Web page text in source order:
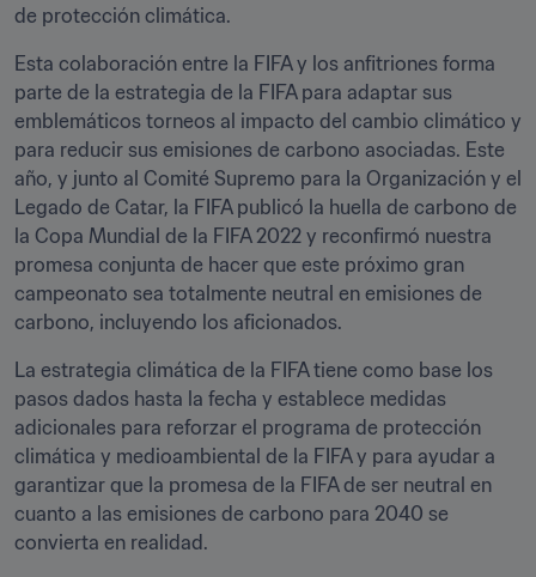
de protección climática.
Esta colaboración entre la FIFA y los anfitriones forma
parte de la estrategia de la FIFA para adaptar sus
emblemáticos torneos al impacto del cambio climático y
para reducir sus emisiones de carbono asociadas. Este
año, y junto al Comité Supremo para la Organización y el
Legado de Catar, la FIFA publicó la huella de carbono de
la Copa Mundial de la FIFA 2022 y reconfirmó nuestra
promesa conjunta de hacer que este próximo gran
campeonato sea totalmente neutral en emisiones de
carbono, incluyendo los aficionados.
La estrategia climática de la FIFA tiene como base los
pasos dados hasta la fecha y establece medidas
adicionales para reforzar el programa de protección
climática y medioambiental de la FIFA y para ayudar a
garantizar que la promesa de la FIFA de ser neutral en
cuanto a las emisiones de carbono para 2040 se
convierta en realidad.